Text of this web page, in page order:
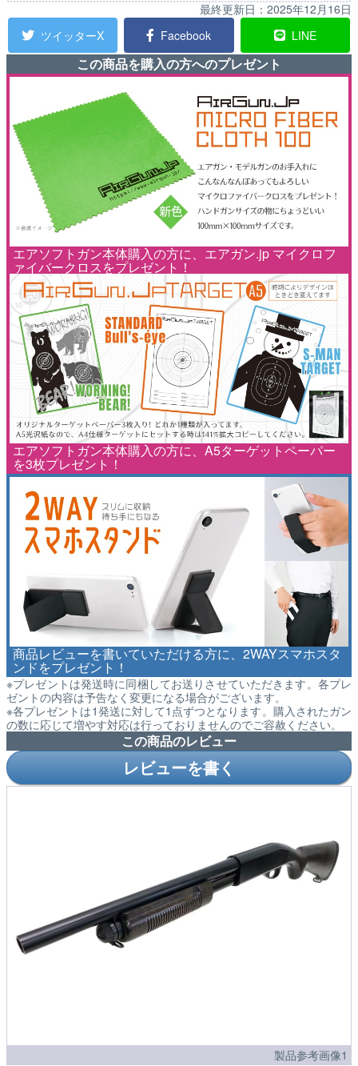
最終更新日： 2025年12月16日
ツイッターX
Facebook LINE
この商品を購入の方へのプレゼント
エアソフトガン本体購入の方に、エアガン.jp マイクロフ
ァイバークロスをプレゼント！
エアソフトガン本体購入の方に、A5ターゲットペーパー
を3枚プレゼント！
商品レビューを書いていただける方に、2WAYスマホスタ
ンドをプレゼント！
※プレゼントは発送時に同梱してお送りさせていただきます。各プレ
ゼントの内容は予告なく変更になる場合がございます。
※各プレゼントは1発送に対して1点ずつとなります。購入されたガン
の数に応じて増やす対応は行っておりませんのでご容赦ください。
この商品のレビュー
レビューを書く
製品参考画像1